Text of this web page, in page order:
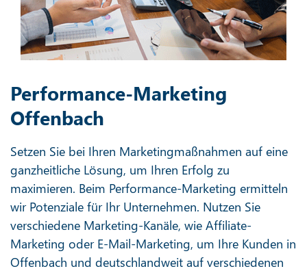
Performance-Marketing
Offenbach
Setzen Sie bei Ihren Marketingmaßnahmen auf eine
ganzheitliche Lösung, um Ihren Erfolg zu
maximieren. Beim Performance-Marketing ermitteln
wir Potenziale für Ihr Unternehmen. Nutzen Sie
verschiedene Marketing-Kanäle, wie Affiliate-
Marketing oder E-Mail-Marketing, um Ihre Kunden in
Offenbach und deutschlandweit auf verschiedenen